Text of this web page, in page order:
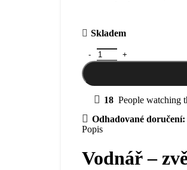
Skladem
Vodnář - zvěrokruhová
18 People watching
Odhadované doručení:
Popis
Vodnář –